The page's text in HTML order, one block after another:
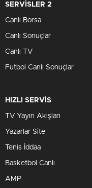
SERVİSLER 2
Canlı Borsa
Canlı Sonuçlar
Canlı TV
Futbol Canlı Sonuçlar
HIZLI SERVİS
TV Yayın Akışları
Yazarlar Site
Tenis İddaa
Basketbol Canlı
AMP